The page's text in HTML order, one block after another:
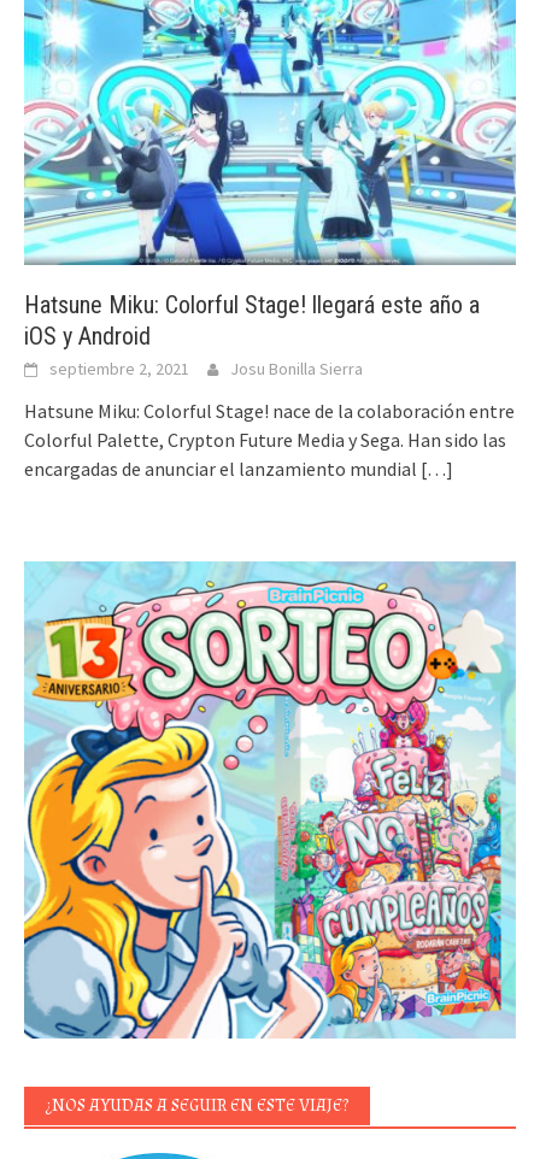
Hatsune Miku: Colorful Stage! llegará este año a
iOS y Android
septiembre 2, 2021 Josu Bonilla Sierra
Hatsune Miku: Colorful Stage! nace de la colaboración entre
Colorful Palette, Crypton Future Media y Sega. Han sido las
encargadas de anunciar el lanzamiento mundial […]
¿NOS AYUDAS A SEGUIR EN ESTE VIAJE?